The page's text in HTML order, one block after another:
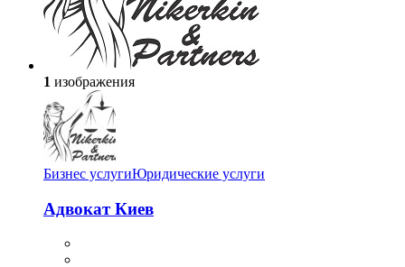
1 изображения
Бизнес услугиЮридические услуги
Адвокат Киев